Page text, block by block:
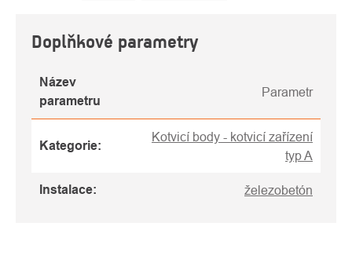
Doplňkové parametry
Název
parametru
Parametr
Kategorie:
Kotvicí body - kotvicí zařízení
typ A
Instalace: železobetón